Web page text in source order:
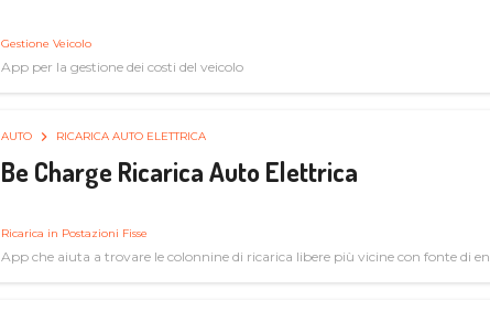
Gestione Veicolo
App per la gestione dei costi del veicolo
AUTO RICARICA AUTO ELETTRICA
Be Charge Ricarica Auto Elettrica
Ricarica in Postazioni Fisse
App che aiuta a trovare le colonnine di ricarica libere più vicine con fonte di